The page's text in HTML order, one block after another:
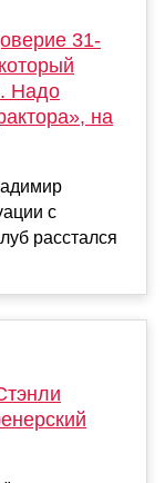
31-
Надо
на
с
расстался